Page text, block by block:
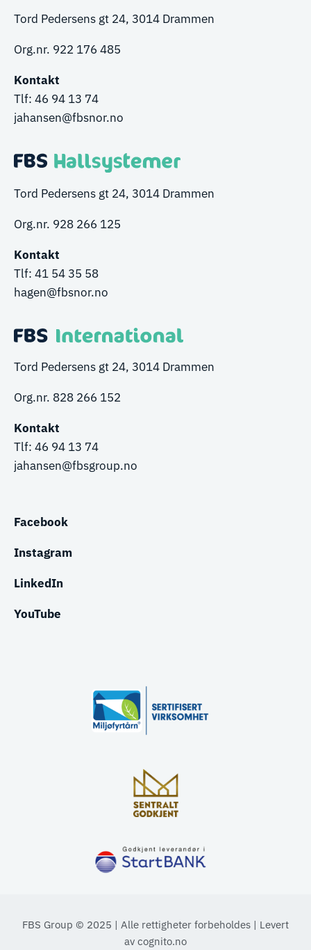
Tord Pedersens gt 24, 3014 Drammen
Org.nr. 922 176 485
Kontakt
Tlf: 46 94 13 74
jahansen@fbsnor.no
Tord Pedersens gt 24, 3014 Drammen
Org.nr. 928 266 125
Kontakt
Tlf: 41 54 35 58
hagen@fbsnor.no
Tord Pedersens gt 24, 3014 Drammen
Org.nr. 828 266 152
Kontakt
Tlf: 46 94 13 74
jahansen@fbsgroup.no
Facebook
Instagram
LinkedIn
YouTube
FBS Group © 2025 | Alle rettigheter forbeholdes | Levert
av cognito.no